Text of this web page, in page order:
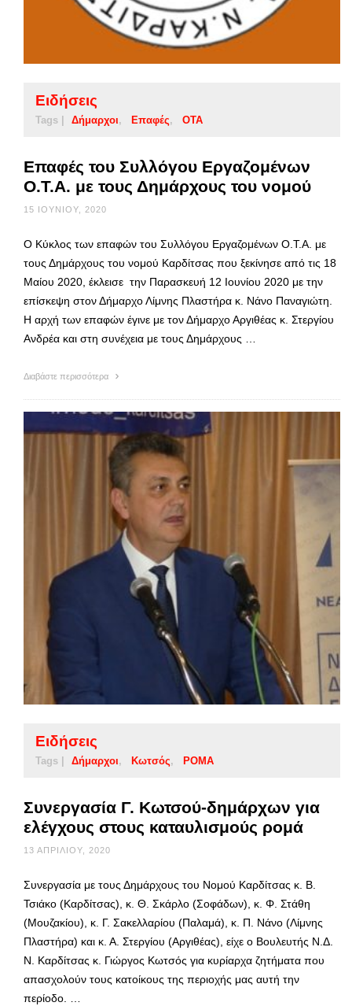
Ειδήσεις
Tags | Δήμαρχοι Επαφές ΟΤΑ
Επαφές του Συλλόγου Εργαζομένων
Ο.Τ.Α. με τους Δημάρχους του νομού
15 ΙΟΥΝΊΟΥ, 2020
O Κύκλος των επαφών του Συλλόγου Εργαζομένων Ο.Τ.Α. με
τους Δημάρχους του νομού Καρδίτσας που ξεκίνησε από τις 18
Μαίου 2020, έκλεισε την Παρασκευή 12 Ιουνίου 2020 με την
επίσκεψη στον Δήμαρχο Λίμνης Πλαστήρα κ. Νάνο Παναγιώτη.
Η αρχή των επαφών έγινε με τον Δήμαρχο Αργιθέας κ. Στεργίου
Ανδρέα και στη συνέχεια με τους Δημάρχους …
Διαβάστε περισσότερα
Ειδήσεις
Tags | Δήμαρχοι Κωτσός ΡΟΜΑ
Συνεργασία Γ. Κωτσού-δημάρχων για
ελέγχους στους καταυλισμούς ρομά
13 ΑΠΡΙΛΊΟΥ, 2020
Συνεργασία με τους Δημάρχους του Νομού Καρδίτσας κ. Β.
Τσιάκο (Καρδίτσας), κ. Θ. Σκάρλο (Σοφάδων), κ. Φ. Στάθη
(Μουζακίου), κ. Γ. Σακελλαρίου (Παλαμά), κ. Π. Νάνο (Λίμνης
Πλαστήρα) και κ. Α. Στεργίου (Αργιθέας), είχε ο Βουλευτής Ν.Δ.
Ν. Καρδίτσας κ. Γιώργος Κωτσός για κυρίαρχα ζητήματα που
απασχολούν τους κατοίκους της περιοχής μας αυτή την
περίοδο. …